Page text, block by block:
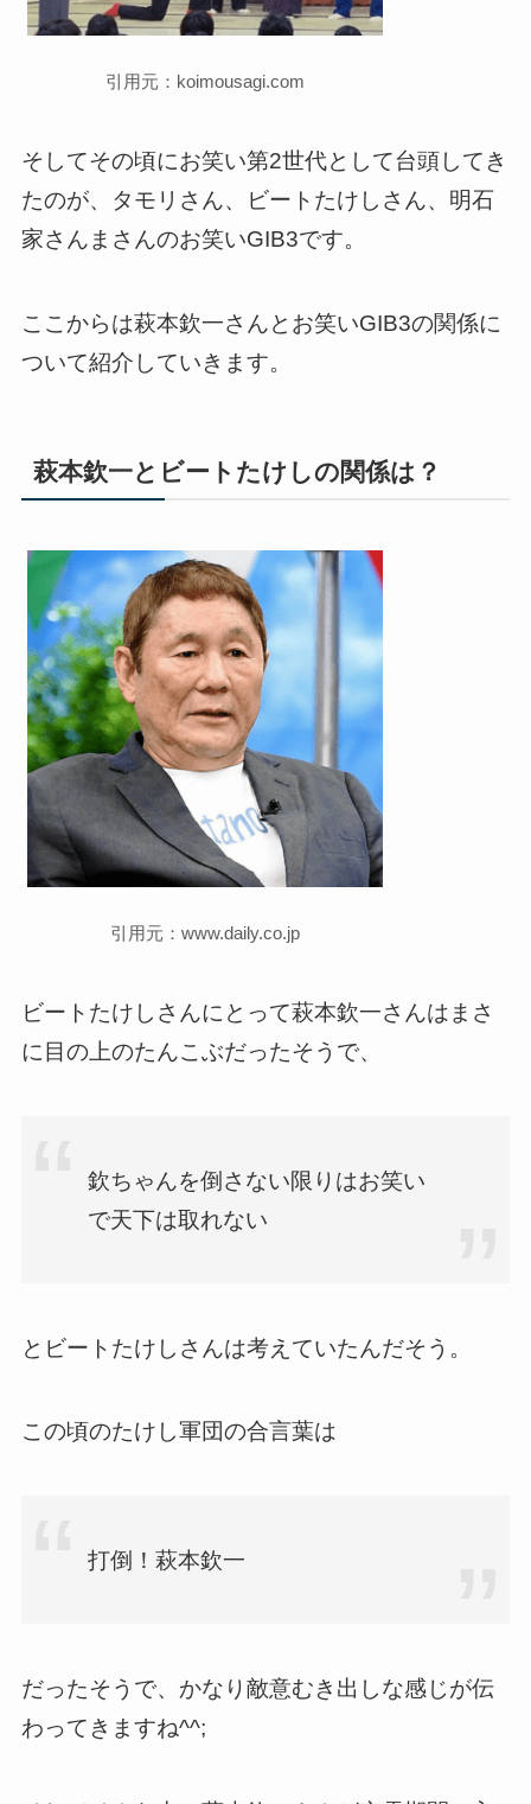
引用元：koimousagi.com
そしてその頃にお笑い第2世代として台頭してき
たのが、タモリさん、ビートたけしさん、明石
家さんまさんのお笑いGIB3です。
ここからは萩本欽一さんとお笑いGIB3の関係に
ついて紹介していきます。
萩本欽一とビートたけしの関係は？
引用元：www.daily.co.jp
ビートたけしさんにとって萩本欽一さんはまさ
に目の上のたんこぶだったそうで、
欽ちゃんを倒さない限りはお笑い
で天下は取れない
とビートたけしさんは考えていたんだそう。
この頃のたけし軍団の合言葉は
打倒！萩本欽一
だったそうで、かなり敵意むき出しな感じが伝
わってきますね^^;